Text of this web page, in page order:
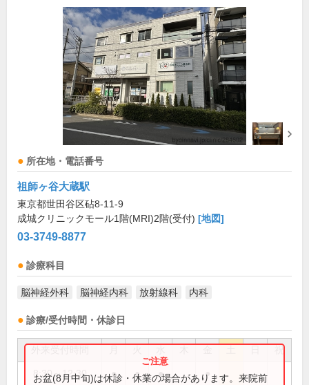
所在地・電話番号
祖師ヶ谷大蔵駅
東京都世田谷区砧8-11-9
成城クリニックモール1階(MRI)2階(受付) [地図]
03-3749-8877
診療科目
脳神経外科 脳神経内科 放射線科 内科
診療/受付時間・休診日
祝
8:30～12:30 ● ● ● ●
お盆(8月中旬)は休診・休業の場合があります。来院前